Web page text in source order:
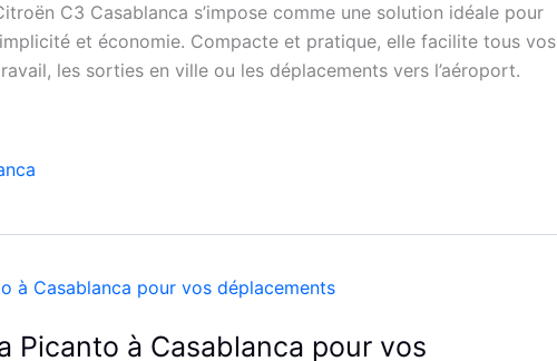
C3 Casablanca s’impose comme une solution idéale pour
et économie. Compacte et pratique, elle facilite tous vos
les sorties en ville ou les déplacements vers l’aéroport.
Picanto à Casablanca pour vos